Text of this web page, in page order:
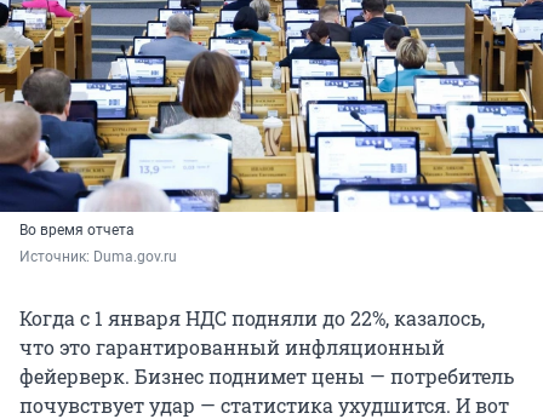
Во время отчета
Источник: Duma.gov.ru
Когда с 1 января НДС подняли до 22%, казалось,
что это гарантированный инфляционный
фейерверк. Бизнес поднимет цены — потребитель
почувствует удар — статистика ухудшится. И вот